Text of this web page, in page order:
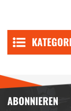
ABONNIEREN